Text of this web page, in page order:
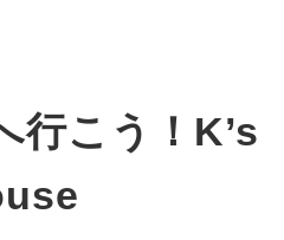
行こう！K’s